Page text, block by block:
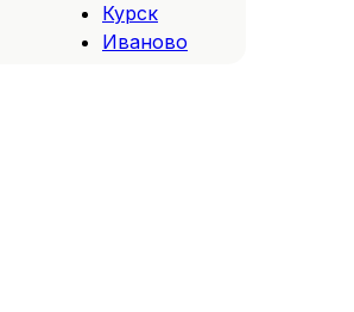
Курск
Иваново